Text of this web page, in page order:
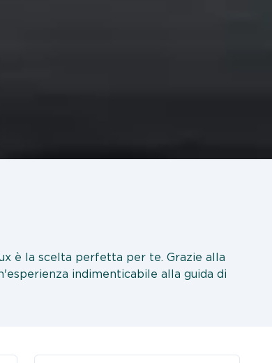
è la scelta perfetta per te. Grazie alla
indimenticabile alla guida di